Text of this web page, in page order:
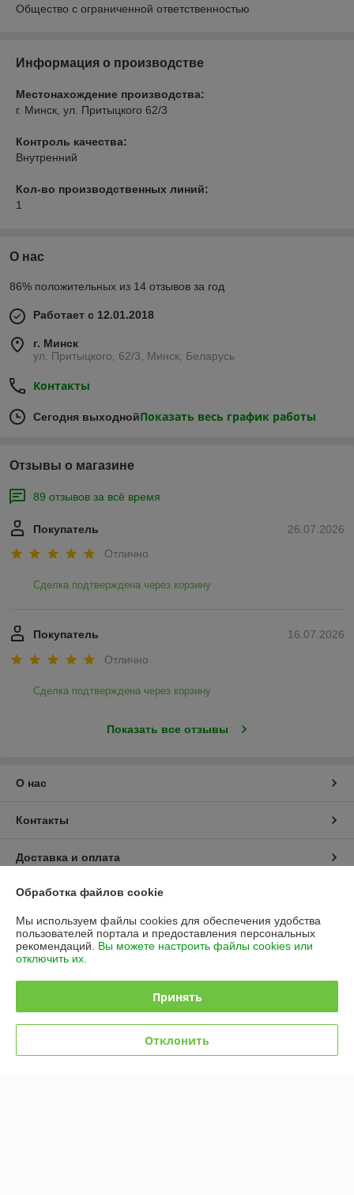
Общество с ограниченной ответственностью
Информация о производстве
Местонахождение производства:
г. Минск, ул. Притыцкого 62/3
Контроль качества:
Внутренний
Кол-во производственных линий:
1
О нас
86% положительных из 14 отзывов за год
Работает с 12.01.2018
г. Минск
ул. Притыцкого, 62/3, Минск, Беларусь
Контакты
Сегодня выходнойПоказать весь график работы
Отзывы о магазине
89 отзывов за всё время
26.07.2026
Покупатель
Отлично
Сделка подтверждена через корзину
16.07.2026
Покупатель
Отлично
Сделка подтверждена через корзину
Показать все отзывы
О нас
Контакты
Доставка и оплата
График работы
Полная версия сайта
Сайт создан на платформе Deal.by
Обработка файлов cookie
Мы используем файлы cookies для обеспечения удобства
пользователей портала и предоставления персональных
рекомендаций. Вы можете настроить файлы cookies или
отключить их.
Принять
Отклонить